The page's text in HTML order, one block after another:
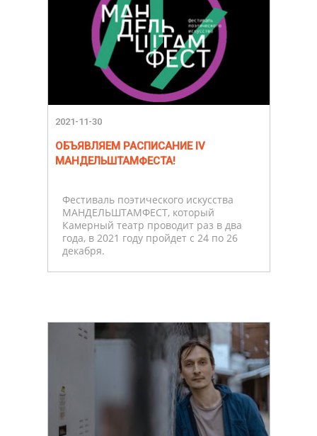
2021-11-30
ОБЪЯВЛЯЕМ РАСПИСАНИЕ IV
МАНДЕЛЬШТАМФЕСТА!
Фестиваль поэтического искусства
МАНДЕЛЬШТАМФЕСТ, который
Камерный театр проводит раз в два
года, в 2021 году пройдет с 24 по 26
декабря.